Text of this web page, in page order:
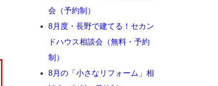
会（予約制）
8月度・長野で建てる！セカン
ドハウス相談会（無料・予約
制）
8月の「小さなリフォーム」相